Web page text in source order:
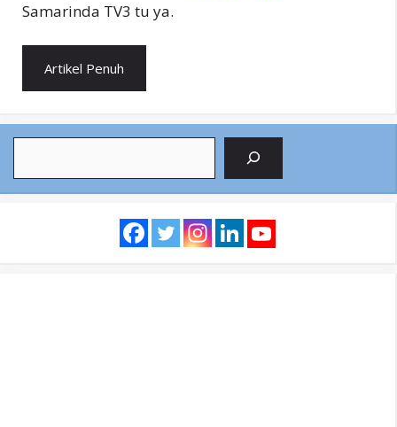
Samarinda TV3 tu ya.
Artikel Penuh